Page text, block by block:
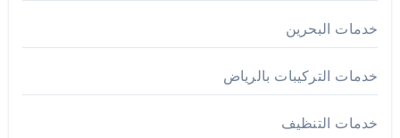
خدمات البحرين
خدمات التركيبات بالرياض
خدمات التنظيف